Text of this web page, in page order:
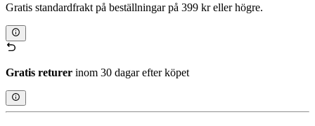
Gratis standardfrakt på beställningar på 399 kr eller högre.
Gratis returer inom 30 dagar efter köpet